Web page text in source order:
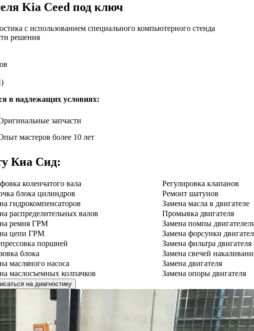
Kia Ceed под ключ
с использованием специального компьютерного стенда
решения
в надлежащих условиях:
запчасти
мастеров более 10 лет
Киа Сид:
коленчатого вала
Регулировка клапанов
блока цилиндров
Ремонт шатунов
гидрокомпенсаторов
Замена масла в двигателе
распределительных валов
Промывка двигателя
ремня ГРМ
Замена помпы
цепи ГРМ
Замена форсунки
поршней
Замена фильтра двигателя
блока
Замена свечей
масляного насоса
Замена двигателя
маслосъемных колпачков Замена опоры двигателя